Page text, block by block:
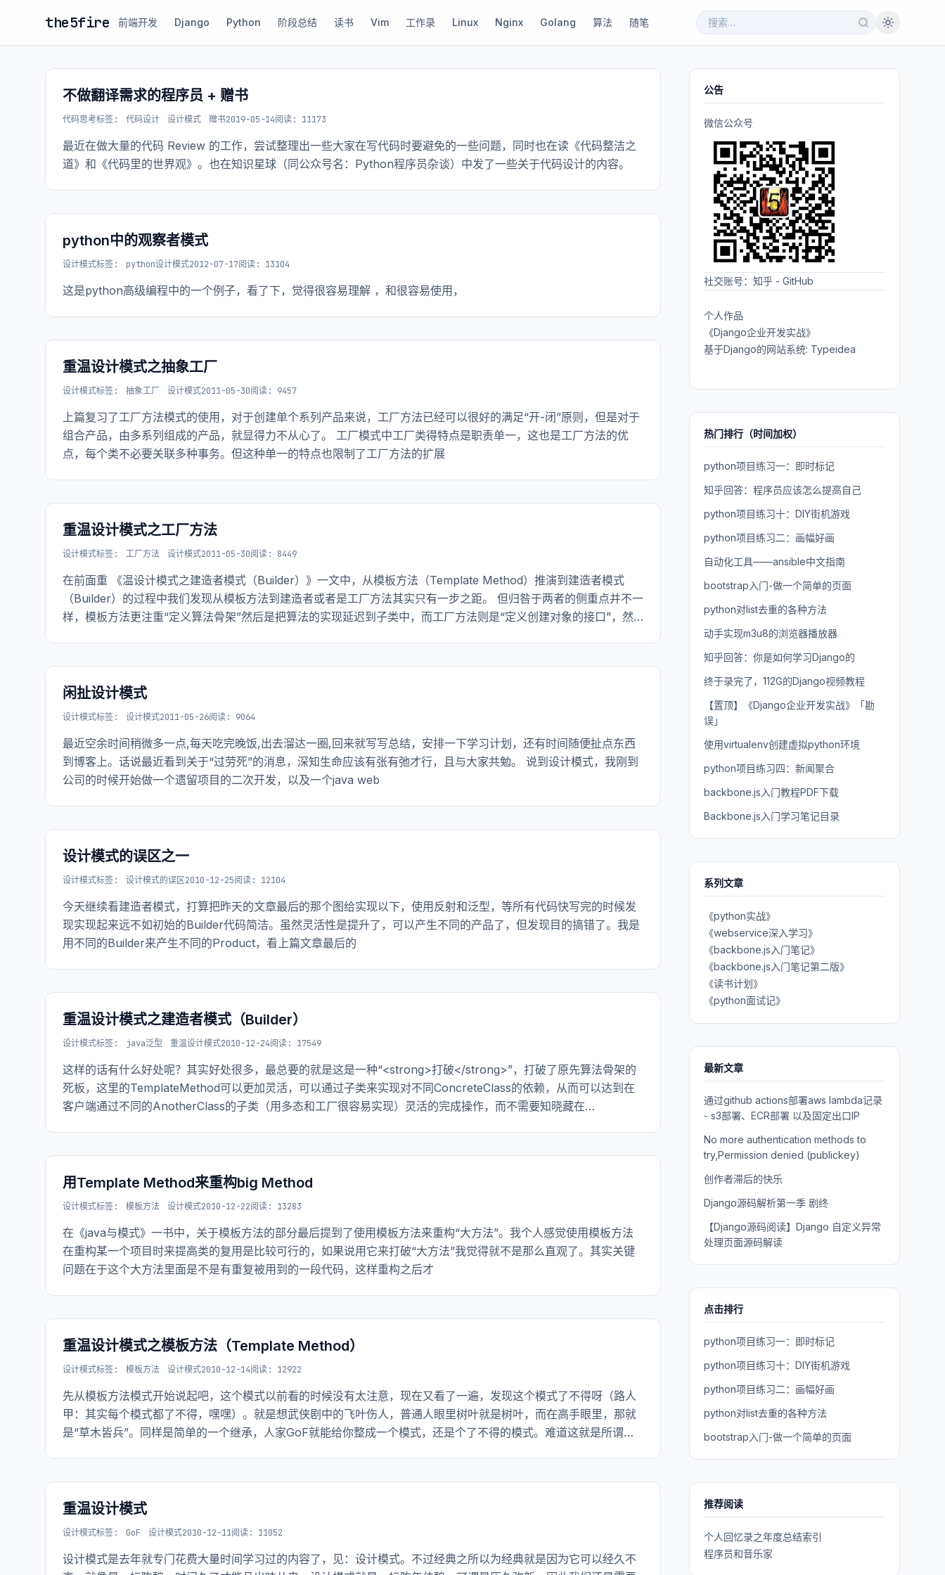
the5fire 前端开发 Django Python 阶段总结 读书 Vim 工作录 Linux Nginx Golang 算法 随笔
不做翻译需求的程序员 + 赠书
代码思考标签: 代码设计 设计模式 赠书2019-05-14阅读: 11173
最近在做大量的代码 Review 的工作，尝试整理出一些大家在写代码时要避免的一些问题，同时也在读《代码整洁之
道》和《代码里的世界观》。也在知识星球（同公众号名：Python程序员杂谈）中发了一些关于代码设计的内容。
python中的观察者模式
设计模式标签: python设计模式2012-07-17阅读: 13104
这是python高级编程中的一个例子，看了下，觉得很容易理解 ，和很容易使用，
重温设计模式之抽象工厂
设计模式标签: 抽象工厂 设计模式2011-05-30阅读: 9457
上篇复习了工厂方法模式的使用，对于创建单个系列产品来说，工厂方法已经可以很好的满足“开-闭”原则，但是对于
组合产品，由多系列组成的产品，就显得力不从心了。 工厂模式中工厂类得特点是职责单一，这也是工厂方法的优
点，每个类不必要关联多种事务。但这种单一的特点也限制了工厂方法的扩展
重温设计模式之工厂方法
设计模式标签: 工厂方法 设计模式2011-05-30阅读: 8449
在前面重 《温设计模式之建造者模式（Builder）》一文中，从模板方法（Template Method）推演到建造者模式
（Builder）的过程中我们发现从模板方法到建造者或者是工厂方法其实只有一步之距。 但归咎于两者的侧重点并不一
样，模板方法更注重“定义算法骨架”然后是把算法的实现延迟到子类中，而工厂方法则是“定义创建对象的接口”，然
闲扯设计模式
设计模式标签: 设计模式2011-05-26阅读: 9064
最近空余时间稍微多一点,每天吃完晚饭,出去溜达一圈,回来就写写总结，安排一下学习计划，还有时间随便扯点东西
到博客上。话说最近看到关于“过劳死”的消息，深知生命应该有张有弛才行，且与大家共勉。 说到设计模式，我刚到
公司的时候开始做一个遗留项目的二次开发，以及一个java web
设计模式的误区之一
设计模式标签: 设计模式的误区2010-12-25阅读: 12104
今天继续看建造者模式，打算把昨天的文章最后的那个图给实现以下，使用反射和泛型，等所有代码快写完的时候发
现实现起来远不如初始的Builder代码简洁。虽然灵活性是提升了，可以产生不同的产品了，但发现目的搞错了。我是
用不同的Builder来产生不同的Product，看上篇文章最后的
重温设计模式之建造者模式（Builder）
设计模式标签: java泛型 重温设计模式2010-12-24阅读: 17549
这样的话有什么好处呢？其实好处很多，最总要的就是这是一种“<strong>打破</strong>”，打破了原先算法骨架的
死板，这里的TemplateMethod可以更加灵活，可以通过子类来实现对不同ConcreteClass的依赖，从而可以达到在
客户端通过不同的AnotherClass的子类（用多态和工厂很容易实现）灵活的完成操作，而不需要知晓藏在
用Template Method来重构big Method
设计模式标签: 模板方法 设计模式2010-12-22阅读: 13283
在《java与模式》一书中，关于模板方法的部分最后提到了使用模板方法来重构“大方法”。我个人感觉使用模板方法
在重构某一个项目时来提高类的复用是比较可行的，如果说用它来打破“大方法”我觉得就不是那么直观了。其实关键
问题在于这个大方法里面是不是有重复被用到的一段代码，这样重构之后才
重温设计模式之模板方法（Template Method）
设计模式标签: 模板方法 设计模式2010-12-14阅读: 12922
先从模板方法模式开始说起吧，这个模式以前看的时候没有太注意，现在又看了一遍，发现这个模式了不得呀（路人
甲：其实每个模式都了不得，嘿嘿）。就是想武侠剧中的飞叶伤人，普通人眼里树叶就是树叶，而在高手眼里，那就
是“草木皆兵”。同样是简单的一个继承，人家GoF就能给你整成一个模式，还是个了不得的模式。难道这就是所谓的
重温设计模式
设计模式标签: GoF 设计模式2010-12-11阅读: 11052
设计模式是去年就专门花费大量时间学习过的内容了，见：设计模式。不过经典之所以为经典就是因为它可以经久不
公告
微信公众号
社交账号： 知乎 - GitHub
个人作品
《Django企业开发实战》
基于Django的网站系统: Typeidea
热门排行（时间加权）
python项目练习一：即时标记
知乎回答：程序员应该怎么提高自己
python项目练习十：DIY街机游戏
python项目练习二：画幅好画
自动化工具——ansible中文指南
bootstrap入门-做一个简单的页面
python对list去重的各种方法
动手实现m3u8的浏览器播放器
知乎回答：你是如何学习Django的
终于录完了，112G的Django视频教程
【置顶】《Django企业开发实战》「勘
误」
使用virtualenv创建虚拟python环境
python项目练习四：新闻聚合
backbone.js入门教程PDF下载
Backbone.js入门学习笔记目录
系列文章
《python实战》
《webservice深入学习》
《backbone.js入门笔记》
《backbone.js入门笔记第二版》
《读书计划》
《python面试记》
最新文章
通过github actions部署aws lambda记录
- s3部署、ECR部署 以及固定出口IP
No more authentication methods to
try,Permission denied (publickey)
创作者滞后的快乐
Django源码解析第一季 剧终
【Django源码阅读】Django 自定义异常
处理页面源码解读
点击排行
python项目练习一：即时标记
python项目练习十：DIY街机游戏
python项目练习二：画幅好画
python对list去重的各种方法
bootstrap入门-做一个简单的页面
推荐阅读
个人回忆录之年度总结索引
程序员和音乐家